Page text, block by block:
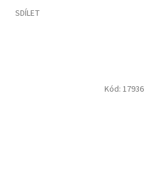
SDÍLET
Kód: 17936